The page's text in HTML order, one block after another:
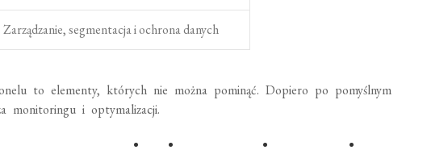
Zarządzanie, segmentacja i ochrona danych
to elementy, których nie można pominąć. Dopiero po pomyślnym
monitoringu i optymalizacji.